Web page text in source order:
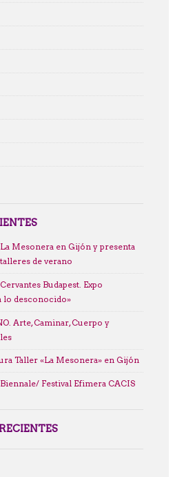
Mesonera en Gijón y presenta
de verano
Budapest. Expo
lo desconocido»
Arte, Caminar, Cuerpo y
Taller «La Mesonera» en Gijón
Festival Efimera CACIS